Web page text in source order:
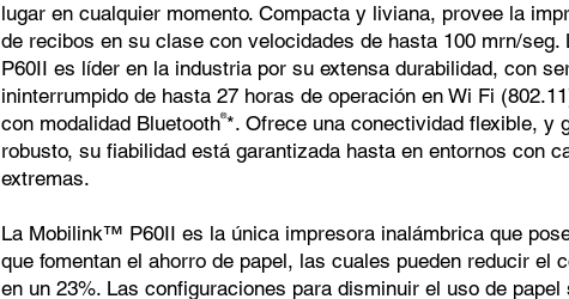
lugar en cualquier momento. Compacta y liviana, provee la
de recibos en su clase con velocidades de hasta 100 mrn/seg.
P60II es líder en la industria por su extensa durabilidad, con
ininterrumpido de hasta 27 horas de operación en Wi Fi
con modalidad Bluetooth®*. Ofrece una conectividad flexible, y
robusto, su fiabilidad está garantizada hasta en entornos con
extremas.
La Mobilink™ P60II es la única impresora inalámbrica que
que fomentan el ahorro de papel, las cuales pueden reducir el
en un 23%. Las configuraciones para disminuir el uso de papel